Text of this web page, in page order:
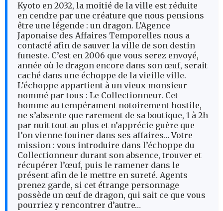
Kyoto en 2032, la moitié de la ville est réduite
en cendre par une créature que nous pensions
être une légende : un dragon. L’Agence
Japonaise des Affaires Temporelles nous a
contacté afin de sauver la ville de son destin
funeste. C’est en 2006 que vous serez envoyé,
année où le dragon encore dans son œuf, serait
caché dans une échoppe de la vieille ville.
L’échoppe appartient à un vieux monsieur
nommé par tous : Le Collectionneur. Cet
homme au tempérament notoirement hostile,
ne s’absente que rarement de sa boutique, 1 à 2h
par nuit tout au plus et n’apprécie guère que
l’on vienne fouiner dans ses affaires… Votre
mission : vous introduire dans l’échoppe du
Collectionneur durant son absence, trouver et
récupérer l’œuf, puis le ramener dans le
présent afin de le mettre en sureté. Agents
prenez garde, si cet étrange personnage
possède un œuf de dragon, qui sait ce que vous
pourriez y rencontrer d’autre…